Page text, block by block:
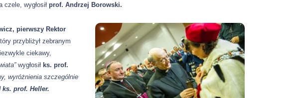
czele, wygłosiłprof. Andrzej Borowski.
pierwszy Rektor
przybliżył zebranym
ciekawy,
wygłosił ks. prof.
wyróżnienia szczególnie
ks. prof. Heller.